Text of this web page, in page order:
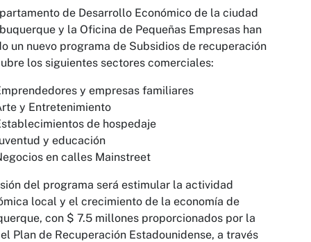
de Desarrollo Económico de la ciudad
y la Oficina de Pequeñas Empresas han
un nuevo programa de Subsidios de recuperación
los siguientes sectores comerciales:
y empresas familiares
y Entretenimiento
de hospedaje
y educación
en calles Mainstreet
del programa será estimular la actividad
local y el crecimiento de la economía de
con $ 7.5 millones proporcionados por la
Plan de Recuperación Estadounidense, a través